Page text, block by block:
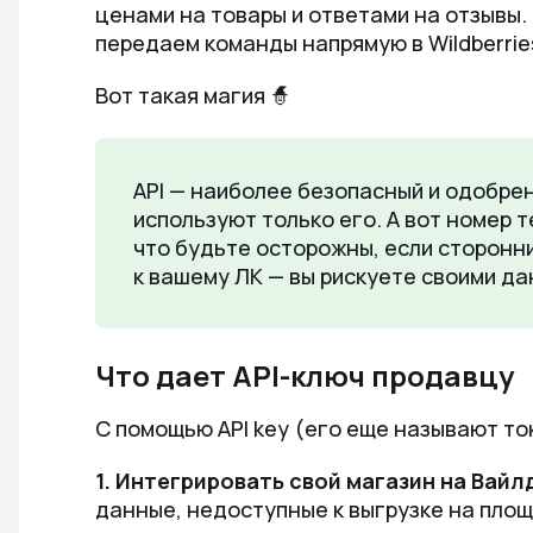
ценами на товары и ответами на
передаем команды напрямую в
Вот такая магия 🧙
API — наиболее безопасный и
используют только его. А вот номер
что будьте осторожны, если
к вашему ЛК — вы рискуете своими
Что дает API-ключ продавцу
С помощью API key (его еще называют
1. Интегрировать свой магазин на
данные, недоступные к выгрузке на